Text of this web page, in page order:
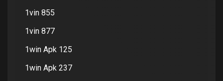
1vin 855
1vin 877
1win Apk 125
1win Apk 237